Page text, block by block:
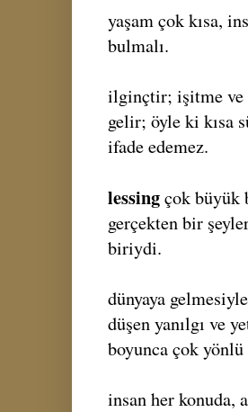
yaşam çok kısa,
bulmalı.
ilginçtir; işitme ve
gelir; öyle ki kısa
ifade edemez.
lessingçok büyük
gerçekten bir
biriydi.
dünyaya
düşen yanılgı ve
boyunca çok yönlü
insan her konuda,